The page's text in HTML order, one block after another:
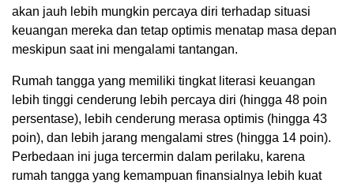
akan jauh lebih mungkin percaya diri terhadap situasi
keuangan mereka dan tetap optimis menatap masa depan
meskipun saat ini mengalami tantangan.
Rumah tangga yang memiliki tingkat literasi keuangan
lebih tinggi cenderung lebih percaya diri (hingga 48 poin
persentase), lebih cenderung merasa optimis (hingga 43
poin), dan lebih jarang mengalami stres (hingga 14 poin).
Perbedaan ini juga tercermin dalam perilaku, karena
rumah tangga yang kemampuan finansialnya lebih kuat